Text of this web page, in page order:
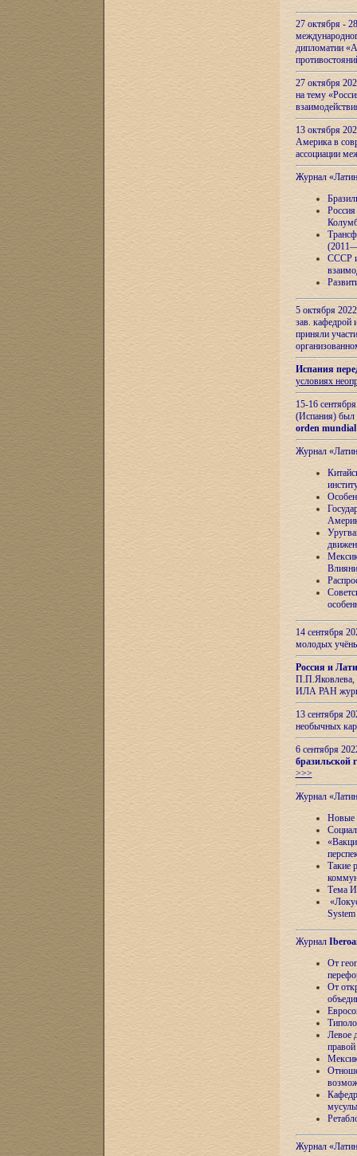
27 октября -
дипломатии
27 октября
на тему
13 октября
Америка в
ассоциации
Журнал
СССР и
5 октября
зав.
приняли
Испания
условиях
15-16
(Испания) был
orden
Журнал
14 сентября
молодых
Россия и
П.П.Яковлева,
ИЛА РАН
13 сентября
необычных
6 сентября
бразильской
>>>
Журнал
Новые
Такие
Тема
Журнал
От
От
Левое
Журнал